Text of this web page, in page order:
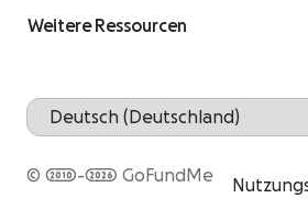
Weitere Ressourcen
© 2010-2026 GoFundMe